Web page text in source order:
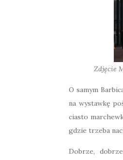
Zdjęcie
O samym
na wystawkę
ciasto
gdzie trzeba
Dobrze,